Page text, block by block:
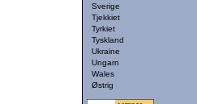
Sverige
Tjekkiet
Tyrkiet
Tyskland
Ukraine
Ungarn
Wales
Østrig